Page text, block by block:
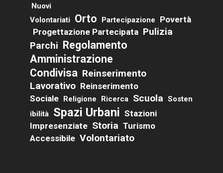
Nuovi
Volontariati Orto Partecipazione
Povertà
Progettazione Partecipata Pulizia
Parchi Regolamento
Amministrazione
Condivisa Reinserimento
Lavorativo Reinserimento
Sociale Religione Ricerca Scuola Sosten
Ibilità Spazi Urbani Stazioni
Impresenziate Storia Turismo
Accessibile Volontariato